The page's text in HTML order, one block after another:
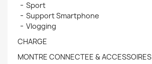
Sport
Support Smartphone
Vlogging
CHARGE
MONTRE CONNECTEE & ACCESSOIRES